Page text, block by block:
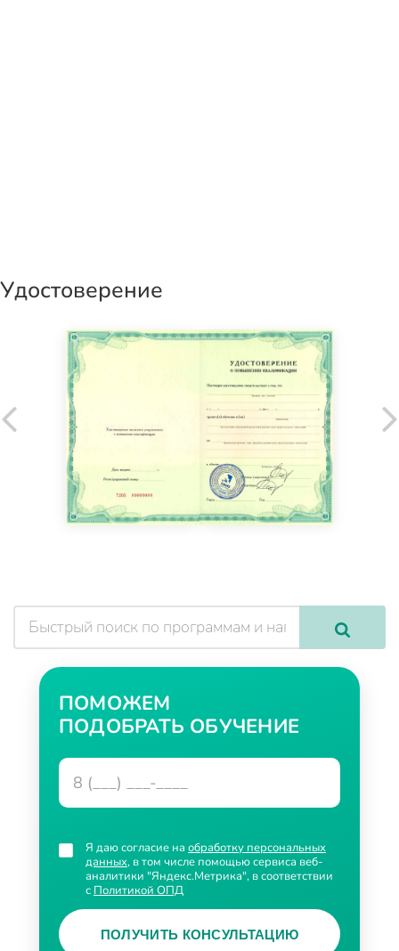
Удостоверение
ПОМОЖЕМ
ПОДОБРАТЬ ОБУЧЕНИЕ
Я даю согласие на обработку персональных
данных, в том числе помощью сервиса веб-
аналитики "Яндекс.Метрика", в соответствии
с Политикой ОПД
ПОЛУЧИТЬ КОНСУЛЬТАЦИЮ